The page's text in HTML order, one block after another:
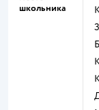
школьника